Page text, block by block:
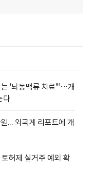
'뇌동맥류 치료'"…개
다
... 외국계 리포트에 개
허제 실거주 예외 확